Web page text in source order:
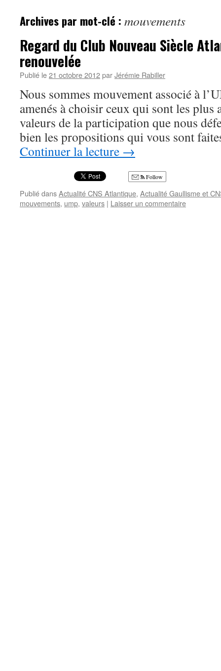
Archives par mot-clé : mouvements
Regard du Club Nouveau Siècle
renouvelée
Publié le21 octobre 2012parJérémie Rabiller
Nous sommes mouvement associé à
amenés à choisir ceux qui sont les plus
valeurs de la participation que nous
bien les propositions qui vous sont
Continuer la lecture →
Follow
Publié dansActualité CNS Atlantique, Actualité Gaullisme et
mouvements, ump, valeurs | Laisser un commentaire